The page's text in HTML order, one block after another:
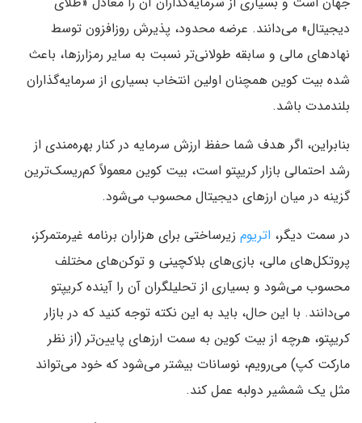
دیجیتال» می‌دانند. عرضه محدود، پذیرش روزافزون توسط
نهادهای مالی و سابقه طولانی‌تر نسبت به سایر رمزارزها، باعث
شده بیت کوین همچنان اولین انتخاب بسیاری از سرمایه‌گذاران
بلندمدت باشد.
بنابراین، اگر هدف شما حفظ ارزش سرمایه در کنار بهره‌مندی از
رشد احتمالی بازار کریپتو است، بیت کوین معمولاً کم‌ریسک‌ترین
گزینه در میان ارزهای دیجیتال محسوب می‌شود.
در سمت دیگر، اتریوم زیرساختی برای هزاران برنامه غیرمتمرکز،
پروتکل‌های مالی، بازی‌های بلاکچینی و توکن‌های مختلف
محسوب می‌شود و بسیاری از تحلیلگران آن را آینده کریپتو
می‌دانند. با این حال، باید به این نکته توجه کنید که در بازار
کریپتو، هرچه از بیت کوین به سمت ارزهای پایین‌تر (از نظر
مارکت کپ) می‌رویم، نوسانات بیشتر می‌شود که خود می‌تواند
مثل یک شمشیر دولبه عمل کند.